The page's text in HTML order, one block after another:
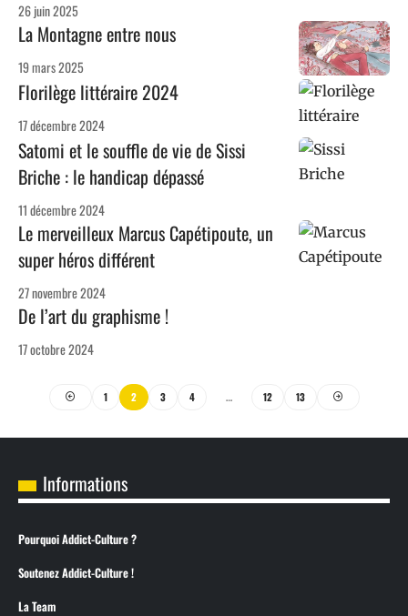
26 juin 2025
La Montagne entre nous
19 mars 2025
Florilège littéraire 2024
17 décembre 2024
Satomi et le souffle de vie de Sissi
Briche : le handicap dépassé
11 décembre 2024
Le merveilleux Marcus Capétipoute, un
super héros différent
27 novembre 2024
De l’art du graphisme !
17 octobre 2024
1 2 3 4 … 12 13
Informations
Pourquoi Addict-Culture ?
Soutenez Addict-Culture !
La Team